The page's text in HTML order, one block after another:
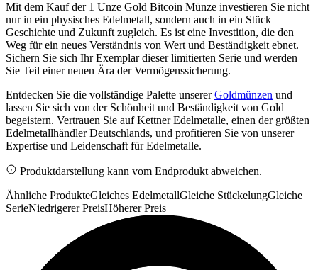
Mit dem Kauf der 1 Unze Gold Bitcoin Münze investieren Sie nicht
nur in ein physisches Edelmetall, sondern auch in ein Stück
Geschichte und Zukunft zugleich. Es ist eine Investition, die den
Weg für ein neues Verständnis von Wert und Beständigkeit ebnet.
Sichern Sie sich Ihr Exemplar dieser limitierten Serie und werden
Sie Teil einer neuen Ära der Vermögenssicherung.
Entdecken Sie die vollständige Palette unsererGoldmünzen und
lassen Sie sich von der Schönheit und Beständigkeit von Gold
begeistern. Vertrauen Sie auf Kettner Edelmetalle, einen der größten
Edelmetallhändler Deutschlands, und profitieren Sie von unserer
Expertise und Leidenschaft für Edelmetalle.
Produktdarstellung kann vom Endprodukt abweichen.
Ähnliche ProdukteGleiches EdelmetallGleiche StückelungGleiche
SerieNiedrigerer PreisHöherer Preis